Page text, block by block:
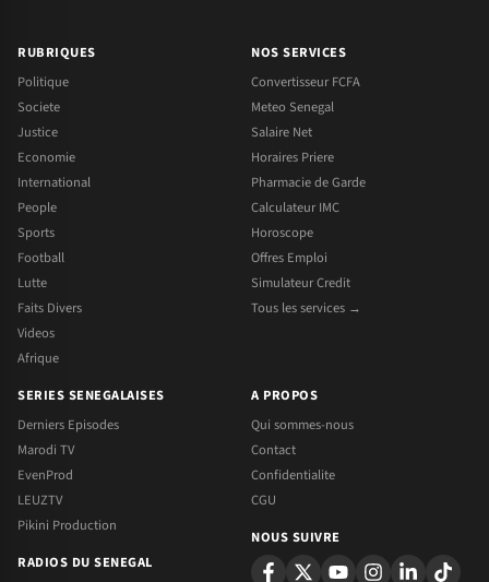
RUBRIQUES
Politique
Societe
Justice
Economie
International
People
Sports
Football
Lutte
Faits Divers
Videos
Afrique
NOS SERVICES
Convertisseur FCFA
Meteo Senegal
Salaire Net
Horaires Priere
Pharmacie de Garde
Calculateur IMC
Horoscope
Offres Emploi
Simulateur Credit
Tous les services →
SERIES SENEGALAISES
Derniers Episodes
Marodi TV
EvenProd
LEUZTV
Pikini Production
RADIOS DU SENEGAL
A PROPOS
Qui sommes-nous
Contact
Confidentialite
CGU
NOUS SUIVRE